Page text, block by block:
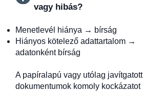
vagy hibás?
Menetlevél hiánya → bírság
Hiányos kötelező adattartalom →
adatonként bírság
A papíralapú vagy utólag javítgatott
dokumentumok komoly kockázatot